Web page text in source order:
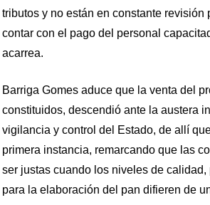
tributos y no están en constante
contar con el pago del personal
acarrea.
Barriga Gomes aduce que la venta del
constituidos, descendió ante la austera
vigilancia y control del Estado, de allí
primera instancia, remarcando que las
ser justas cuando los niveles de
para la elaboración del pan difieren de